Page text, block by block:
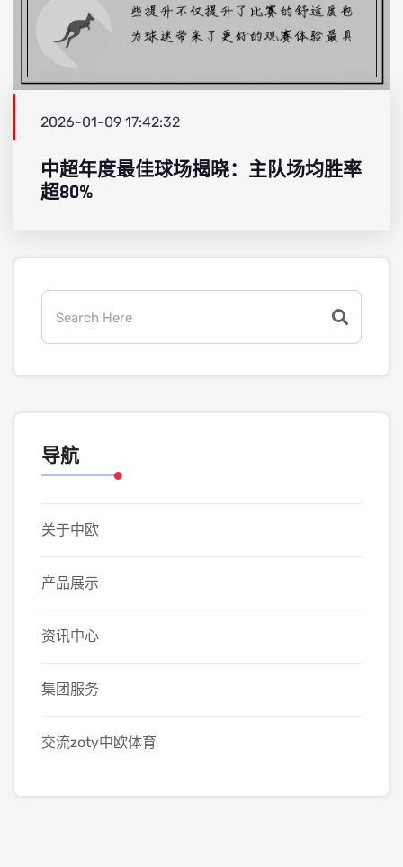
2026-01-09 17:42:32
中超年度最佳球场揭晓：主队场均胜率
超80%
导航
关于中欧
产品展示
资讯中心
集团服务
交流zoty中欧体育